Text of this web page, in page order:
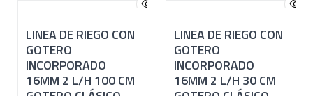
|
LINEA DE RIEGO CON
GOTERO
INCORPORADO
16MM 2 L/H 100 CM
|
LINEA DE RIEGO CON
GOTERO
INCORPORADO
16MM 2 L/H 30 CM